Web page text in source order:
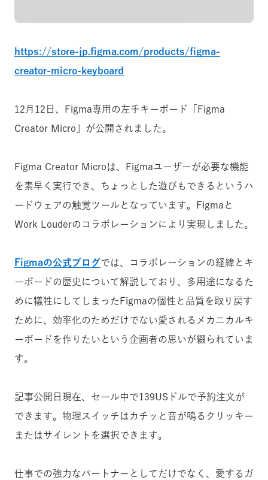
https://store-jp.figma.com/products/figma-
creator-micro-keyboard
12月12日、Figma専用の左手キーボード「Figma
Creator Micro」が公開されました。
Figma Creator Microは、Figmaユーザーが必要な機能
を素早く実行でき、ちょっとした遊びもできるというハ
ードウェアの触覚ツールとなっています。Figmaと
Work Louderのコラボレーションにより実現しました。
Figmaの公式ブログでは、コラボレーションの経緯とキ
ーボードの歴史について解説しており、多用途になるた
めに犠牲にしてしまったFigmaの個性と品質を取り戻す
ために、効率化のためだけでない愛されるメカニカルキ
ーボードを作りたいという企画者の思いが綴られていま
す。
記事公開日現在、セール中で139USドルで予約注文が
できます。物理スイッチはカチッと音が鳴るクリッキー
またはサイレントを選択できます。
仕事での強力なパートナーとしてだけでなく、愛するガ